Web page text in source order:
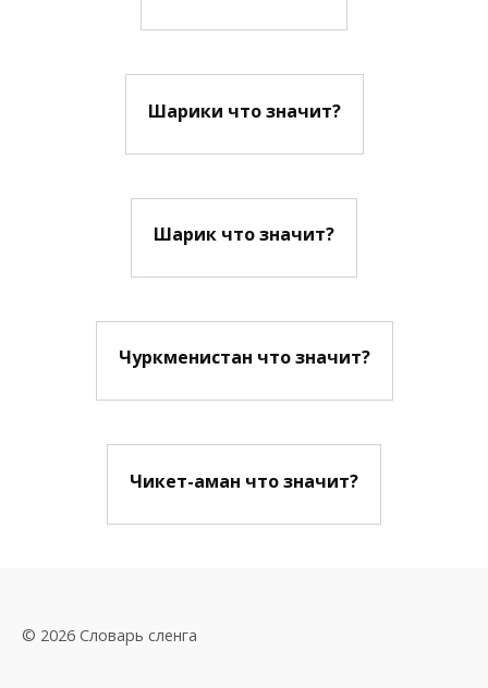
Шарики что значит?
Шарик что значит?
Чуркменистан что значит?
Чикет-аман что значит?
© 2026 Словарь сленга